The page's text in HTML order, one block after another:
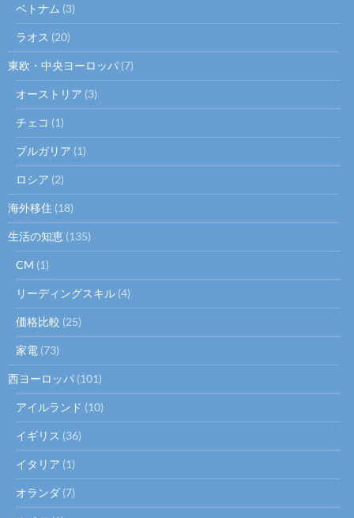
ベトナム (3)
ラオス (20)
東欧・中央ヨーロッパ (7)
オーストリア (3)
チェコ (1)
ブルガリア (1)
ロシア (2)
海外移住 (18)
生活の知恵 (135)
CM (1)
リーディングスキル (4)
価格比較 (25)
家電 (73)
西ヨーロッパ (101)
アイルランド (10)
イギリス (36)
イタリア (1)
オランダ (7)